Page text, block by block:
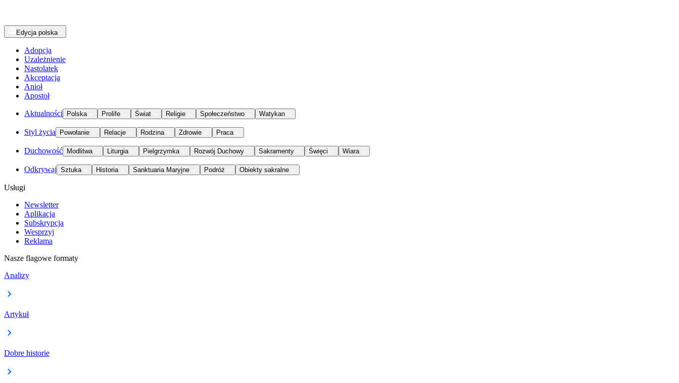
Edycja polska
Adopcja
Uzależnienie
Nastolatek
Akceptacja
Anioł
Apostoł
Aktualności Polska Prolife Świat Religie Społeczeństwo Watykan
Styl życia Powołanie Relacje Rodzina Zdrowie Praca
Duchowość Modlitwa Liturgia Pielgrzymka Rozwój Duchowy Sakramenty Święci Wiara
Odkrywaj Sztuka Historia Sanktuaria Maryjne Podróż Obiekty sakralne
Usługi
Newsletter
Aplikacja
Subskrypcja
Wesprzyj
Reklama
Nasze flagowe formaty
Analizy
Artykuł
Dobre historie